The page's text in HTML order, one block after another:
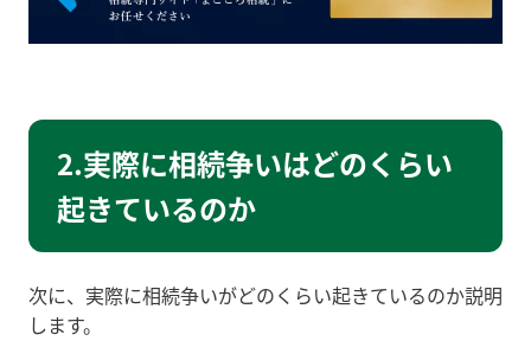
2.実際に相続争いはどのくらい
起きているのか
次に、実際に相続争いがどのくらい起きているのか説明
します。